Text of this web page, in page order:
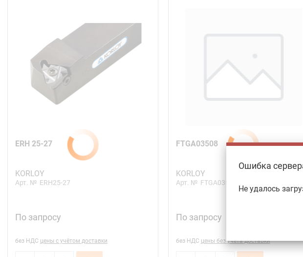
ERH 25-27
KORLOY
Арт. № ERH25-27
По запросу
без НДС цены с учётом доставки
FTGA03508
KORLOY
Арт. № FTGA03508
По запросу
без НДС цены без учёта доставки
Ошибка
Не удалось